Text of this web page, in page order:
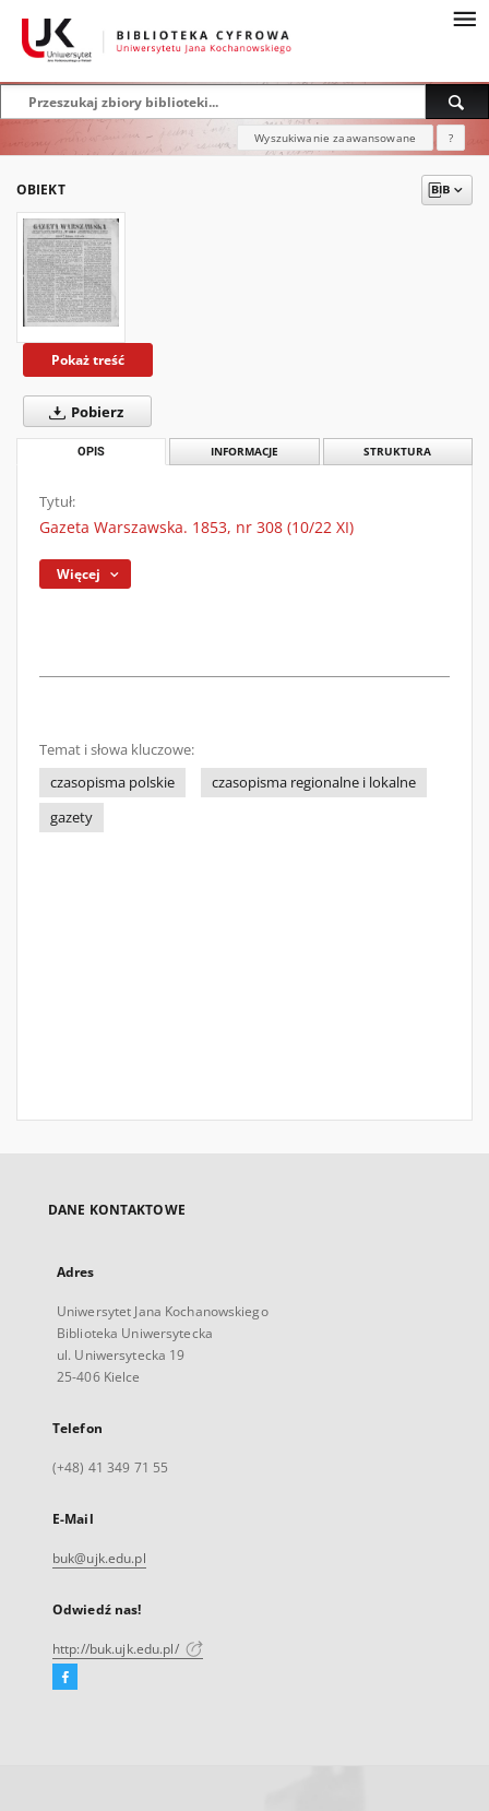
Wyszukiwanie zaawansowane ?
OBIEKT
Pokaż treść
Pobierz
OPIS INFORMACJE STRUKTURA
Tytuł:
Gazeta Warszawska. 1853, nr 308 (10/22 XI)
Więcej
Temat i słowa kluczowe:
czasopisma polskie
czasopisma regionalne i lokalne
gazety
DANE KONTAKTOWE
Adres
Uniwersytet Jana Kochanowskiego
Biblioteka Uniwersytecka
ul. Uniwersytecka 19
25-406 Kielce
Telefon
(+48) 41 349 71 55
E-Mail
buk@ujk.edu.pl
Odwiedź nas!
http://buk.ujk.edu.pl/
Facebook